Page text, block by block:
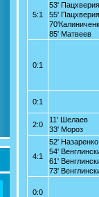
5:1
53' Пацхверия
55' Пацхверия
85' Матвеев
0:1
0:1
2:0
11' Шелаев
33' Мороз
4:1
52' Назаренко
54'
61'
73'
0:0